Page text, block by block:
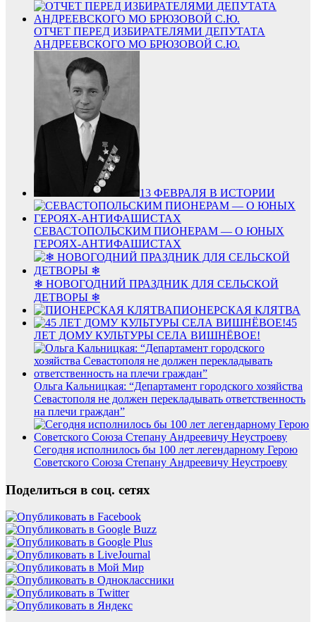
ОТЧЕТ ПЕРЕД ИЗБИРАТЕЛЯМИ ДЕПУТАТА
АНДРЕЕВСКОГО МО БРЮЗОВОЙ С.Ю.
13 ФЕВРАЛЯ В ИСТОРИИ
СЕВАСТОПОЛЬСКИМ ПИОНЕРАМ — О ЮНЫХ
ГЕРОЯХ-АНТИФАШИСТАХ
❄ НОВОГОДНИЙ ПРАЗДНИК ДЛЯ СЕЛЬСКОЙ
ДЕТВОРЫ ❄
ПИОНЕРСКАЯ КЛЯТВА
45
ЛЕТ ДОМУ КУЛЬТУРЫ СЕЛА ВИШНЁВОЕ!
Ольга Кальницкая: “Департамент городского хозяйства
Севастополя не должен перекладывать ответственность
на плечи граждан”
Сегодня исполнилось бы 100 лет легендарному Герою
Советского Союза Степану Андреевичу Неустроеву
Поделиться в соц. сетях